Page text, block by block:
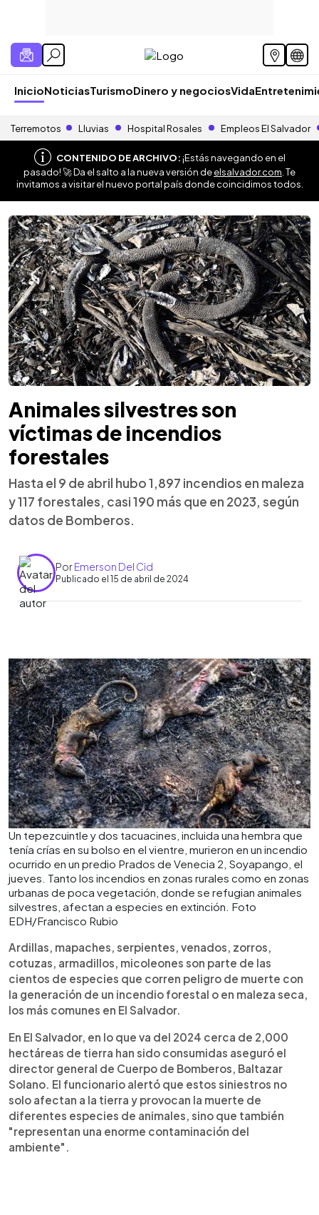
InicioNoticiasTurismoDinero y negociosVida
Terremotos Lluvias Hospital Rosales Empleos El Salvador
CONTENIDO DE ARCHIVO:¡Estás navegando en el
pasado! 🚀 Da el salto a la nueva versión deelsalvador.com . Te
invitamos a visitar el nuevo portal país donde coincidimos todos.
Animales silvestres son
víctimas de incendios
forestales
Hasta el 9 de abril hubo 1,897 incendios en maleza
y 117 forestales, casi 190 más que en 2023, según
datos de Bomberos.
PorEmerson Del Cid
Publicado el 15 de abril de 2024
► Escuchar artículo
Un tepezcuintle y dos tacuacines, incluida una hembra que
tenía crías en su bolso en el vientre, murieron en un incendio
ocurrido en un predio Prados de Venecia 2, Soyapango, el
jueves. Tanto los incendios en zonas rurales como en zonas
urbanas de poca vegetación, donde se refugian animales
silvestres, afectan a especies en extinción. Foto
EDH/Francisco Rubio
Ardillas, mapaches, serpientes, venados, zorros,
cotuzas, armadillos, micoleones son parte de las
cientos de especies que corren peligro de muerte con
la generación de un incendio forestal o en maleza seca,
los más comunes en El Salvador.
En El Salvador, en lo que va del 2024 cerca de 2,000
hectáreas de tierra han sido consumidas aseguró el
director general de Cuerpo de Bomberos, Baltazar
Solano. El funcionario alertó que estos siniestros no
solo afectan a la tierra y provocan la muerte de
diferentes especies de animales, sino que también
"representan una enorme contaminación del
ambiente".